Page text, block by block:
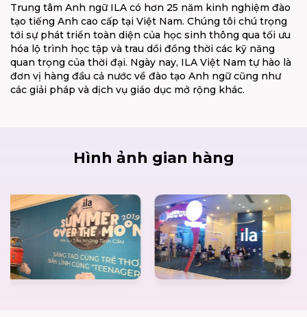
Trung tâm Anh ngữ ILA có hơn 25 năm kinh nghiệm đào
tạo tiếng Anh cao cấp tại Việt Nam. Chúng tôi chú trọng
tới sự phát triển toàn diện của học sinh thông qua tối ưu
hóa lộ trình học tập và trau dồi đồng thời các kỹ năng
quan trọng của thời đại. Ngày nay, ILA Việt Nam tự hào là
đơn vị hàng đầu cả nước về đào tạo Anh ngữ cũng như
các giải pháp và dịch vụ giáo dục mở rộng khác.
Hình ảnh gian hàng